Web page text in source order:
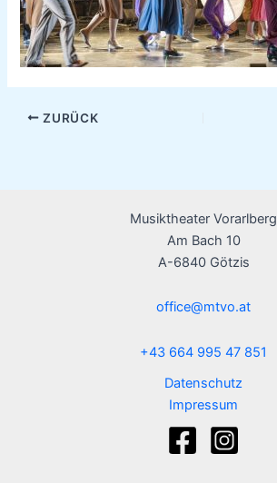
ZURÜCK
Musiktheater Vorarlberg
Am Bach 10
A-6840 Götzis
office@mtvo.at
+43 664 995 47 851
Datenschutz
Impressum